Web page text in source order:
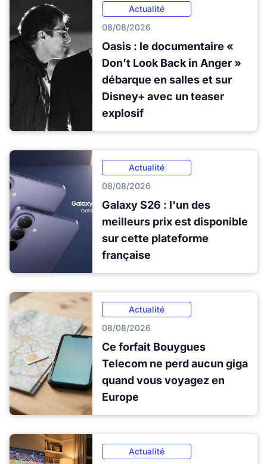
Actualité
08/08/2026
Oasis : le documentaire «
Don’t Look Back in Anger »
débarque en salles et sur
Disney+ avec un teaser
explosif
Actualité
08/08/2026
Galaxy S26 : l'un des
meilleurs prix est disponible
sur cette plateforme
française
Actualité
08/08/2026
Ce forfait Bouygues
Telecom ne perd aucun giga
quand vous voyagez en
Europe
Actualité